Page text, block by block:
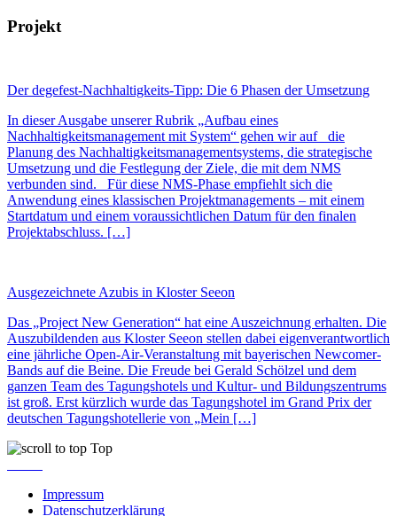
Projekt
Der degefest-Nachhaltigkeits-Tipp: Die 6 Phasen der Umsetzung
In dieser Ausgabe unserer Rubrik „Aufbau eines
Nachhaltigkeitsmanagement mit System“ gehen wir auf die
Planung des Nachhaltigkeitsmanagementsystems, die strategische
Umsetzung und die Festlegung der Ziele, die mit dem NMS
verbunden sind. Für diese NMS-Phase empfiehlt sich die
Anwendung eines klassischen Projektmanagements – mit einem
Startdatum und einem voraussichtlichen Datum für den finalen
Projektabschluss. […]
Ausgezeichnete Azubis in Kloster Seeon
Das „Project New Generation“ hat eine Auszeichnung erhalten. Die
Auszubildenden aus Kloster Seeon stellen dabei eigenverantwortlich
eine jährliche Open-Air-Veranstaltung mit bayerischen Newcomer-
Bands auf die Beine. Die Freude bei Gerald Schölzel und dem
ganzen Team des Tagungshotels und Kultur- und Bildungszentrums
ist groß. Erst kürzlich wurde das Tagungshotel im Grand Prix der
deutschen Tagungshotellerie von „Mein […]
Top
Impressum
Datenschutzerklärung